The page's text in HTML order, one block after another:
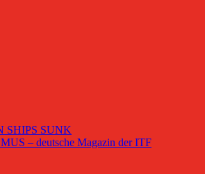
SHIPS SUNK
– deutsche Magazin der ITF